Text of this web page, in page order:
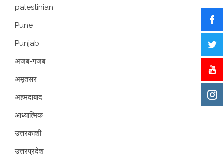
palestinian
Pune
Punjab
अजब-गजब
अमृतसर
अहमदाबाद
आध्यात्मिक
उत्तरकाशी
उत्तरप्रदेश